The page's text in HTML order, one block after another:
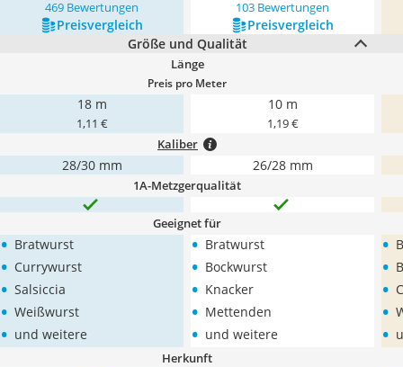
469 Bewertungen 103 Bewertungen
Preis­vergleich
Preis­vergleich
Größe und Qualität
Länge
Preis pro Meter
18 m
1,11 €
10 m
1,19 €
Kaliber
28/30 mm 26/28 mm
1A-Metzgerqualität
Geeignet für
• Bratwurst
• Currywurst
• Salsiccia
• Weißwurst
• und weitere
• Bratwurst
• Bockwurst
• Knacker
• Mettenden
• und weitere
•
•
•
•
•
Herkunft